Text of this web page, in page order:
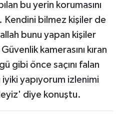
bu yerin korumasını
Kendini bilmez kişiler de
bunu yapan kişiler
kamerasını kıran
gibi önce saçını falan
yapıyorum izlenimi
diye konuştu.